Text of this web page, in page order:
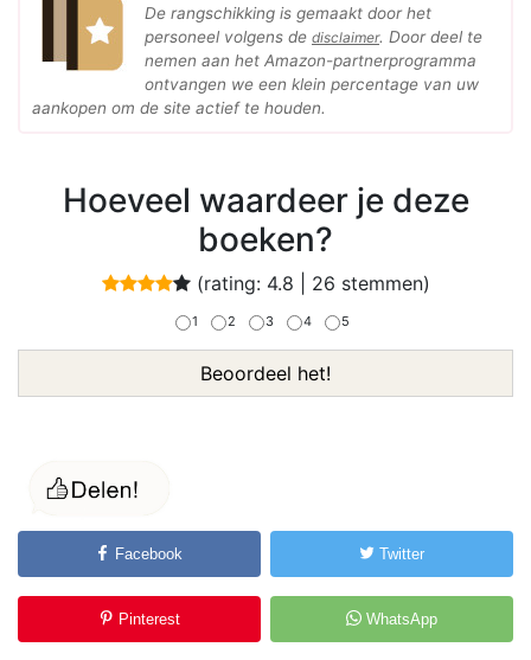
De rangschikking is gemaakt door het
personeel volgens de disclaimer. Door deel te
nemen aan het Amazon-partnerprogramma
ontvangen we een klein percentage van uw
aankopen om de site actief te houden.
Hoeveel waardeer je deze
boeken?
(rating: 4.8 26 stemmen)
1 2 3 4 5
Beoordeel het!
Facebook Twitter
Pinterest WhatsApp